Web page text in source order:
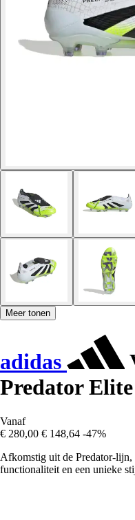
Meer tonen
adidas
Predator
Vanaf
€ 280,00 € 148,64 -47%
Afkomstig uit de Predator-lijn,
functionaliteit en een unieke